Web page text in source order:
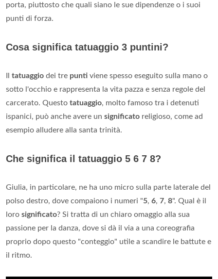
porta, piuttosto che quali siano le sue dipendenze o i suoi
punti di forza.
Cosa significa tatuaggio 3 puntini?
tatuaggio dei tre punti viene spesso eseguito sulla mano o
sotto l'occhio e rappresenta la vita pazza e senza regole del
carcerato. Questo tatuaggio, molto famoso tra i detenuti
ispanici, può anche avere un significato religioso, come ad
esempio alludere alla santa trinità.
Che significa il tatuaggio 5 6 7 8?
Giulia, in particolare, ne ha uno micro sulla parte laterale del
polso destro, dove compaiono i numeri "5, 6, 7, 8". Qual è il
loro significato? Si tratta di un chiaro omaggio alla sua
passione per la danza, dove si dà il via a una coreografia
proprio dopo questo "conteggio" utile a scandire le battute e
il ritmo.